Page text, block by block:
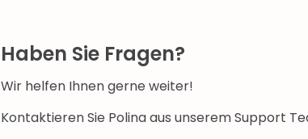
Haben Sie Fragen?
Wir helfen Ihnen gerne weiter!
Kontaktieren Sie Polina aus unserem Support